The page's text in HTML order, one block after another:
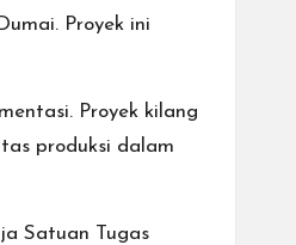
Proyek ini
Proyek kilang
produksi dalam
Satuan Tugas